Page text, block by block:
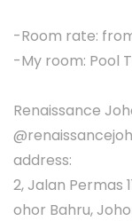
-Room rate:
-My room: Pool
Renaissance
address:
2, Jalan Permas
ohor Bahru,